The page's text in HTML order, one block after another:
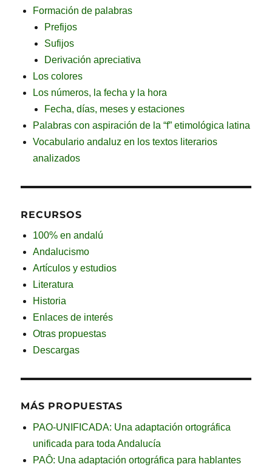
Formación de palabras
Prefijos
Sufijos
Derivación apreciativa
Los colores
Los números, la fecha y la hora
Fecha, días, meses y estaciones
Palabras con aspiración de la “f” etimológica latina
Vocabulario andaluz en los textos literarios
analizados
RECURSOS
100% en andalú
Andalucismo
Artículos y estudios
Literatura
Historia
Enlaces de interés
Otras propuestas
Descargas
MÁS PROPUESTAS
PAO-UNIFICADA: Una adaptación ortográfica
unificada para toda Andalucía
PAÔ: Una adaptación ortográfica para hablantes